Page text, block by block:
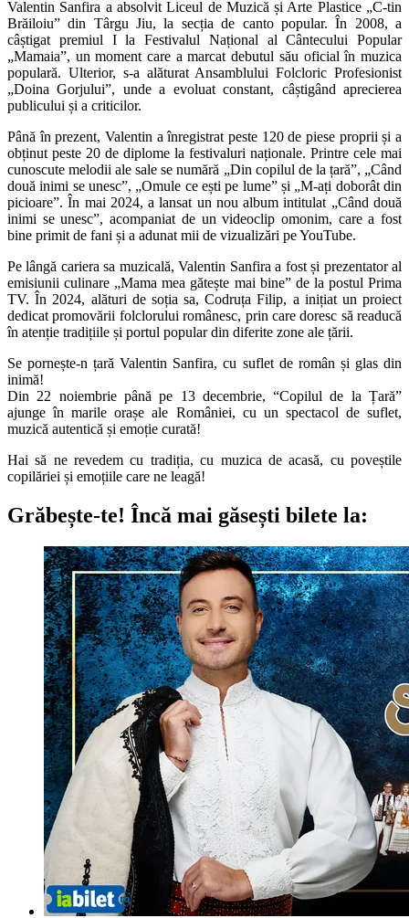
Valentin Sanfira a absolvit Liceul de Muzică și Arte Plastice „C-tin
Brăiloiu” din Târgu Jiu, la secția de canto popular. În 2008, a
câștigat premiul I la Festivalul Național al Cântecului Popular
„Mamaia”, un moment care a marcat debutul său oficial în muzica
populară. Ulterior, s-a alăturat Ansamblului Folcloric Profesionist
„Doina Gorjului”, unde a evoluat constant, câștigând aprecierea
publicului și a criticilor.
Până în prezent, Valentin a înregistrat peste 120 de piese proprii și a
obținut peste 20 de diplome la festivaluri naționale. Printre cele mai
cunoscute melodii ale sale se numără „Din copilul de la țară”, „Când
două inimi se unesc”, „Omule ce ești pe lume” și „M-ați doborât din
picioare”. În mai 2024, a lansat un nou album intitulat „Când două
inimi se unesc”, acompaniat de un videoclip omonim, care a fost
bine primit de fani și a adunat mii de vizualizări pe YouTube.
Pe lângă cariera sa muzicală, Valentin Sanfira a fost și prezentator al
emisiunii culinare „Mama mea gătește mai bine” de la postul Prima
TV. În 2024, alături de soția sa, Codruța Filip, a inițiat un proiect
dedicat promovării folclorului românesc, prin care doresc să readucă
în atenție tradițiile și portul popular din diferite zone ale țării.
Se pornește-n țară Valentin Sanfira, cu suflet de român și glas din
inimă!
Din 22 noiembrie până pe 13 decembrie, “Copilul de la Țară”
ajunge în marile orașe ale României, cu un spectacol de suflet,
muzică autentică și emoție curată!
Hai să ne revedem cu tradiția, cu muzica de acasă, cu poveștile
copilăriei și emoțiile care ne leagă!
Grăbește-te! Încă mai găsești bilete la: